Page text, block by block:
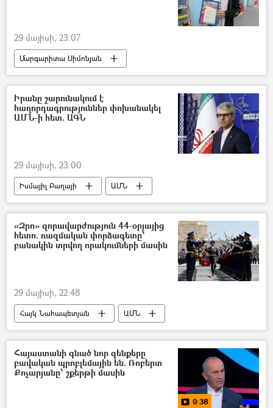
29 մայիսի, 23:07
Մարգարիտա Սիմոնյան
Տիգրան Քեոսայան
մրցանակ
Իրանը շարունակում է
հաղորդագրություններ փոխանակել
ԱՄՆ-ի հետ. ԱԳՆ
29 մայիսի, 23:00
Իսմայիլ Բաղայի
ԱՄՆ
Իրանի Իսլամական Հանրապետություն
բանակցություններ
բանակցային գործընթաց
«Զրո» զորավարժություն 44-օրյայից
հետո. ռազմական փորձագետը՝
բանակին տրվող որակումների մասին
29 մայիսի, 22:48
Հայկ Նահապետյան
ԱՄՆ
Հայաստան
Բանակ
Հայաստանի գնած նոր զենքերը
բավական պրոբլեմային են. Ռոբերտ
Քոչարյանը՝ շքերթի մասին
0:38